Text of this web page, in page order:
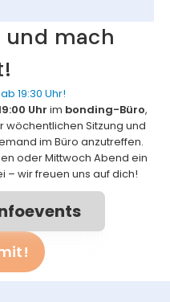
und mach
19:30 Uhr!
Uhr im bonding-Büro,
Sitzung und
im Büro anzutreffen.
oder Mittwoch Abend ein
– wir freuen uns auf dich!